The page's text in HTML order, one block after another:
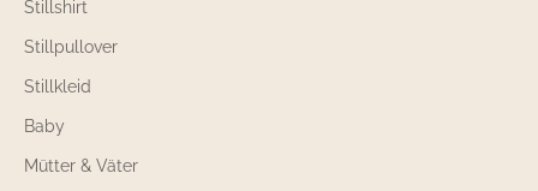
Stillshirt
Stillpullover
Stillkleid
Baby
Mütter & Väter